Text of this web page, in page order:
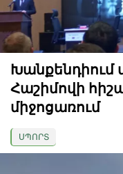
Խանքենդիում
Հաշիմովի
միջոցառում
ՍՊՈՐՏ